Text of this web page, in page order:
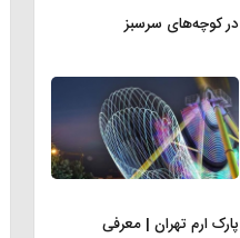
در کوچه‌های سرسبز
پارک ارم تهران | معرفی